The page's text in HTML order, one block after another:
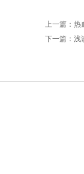
上一篇： 热
下一篇： 浅